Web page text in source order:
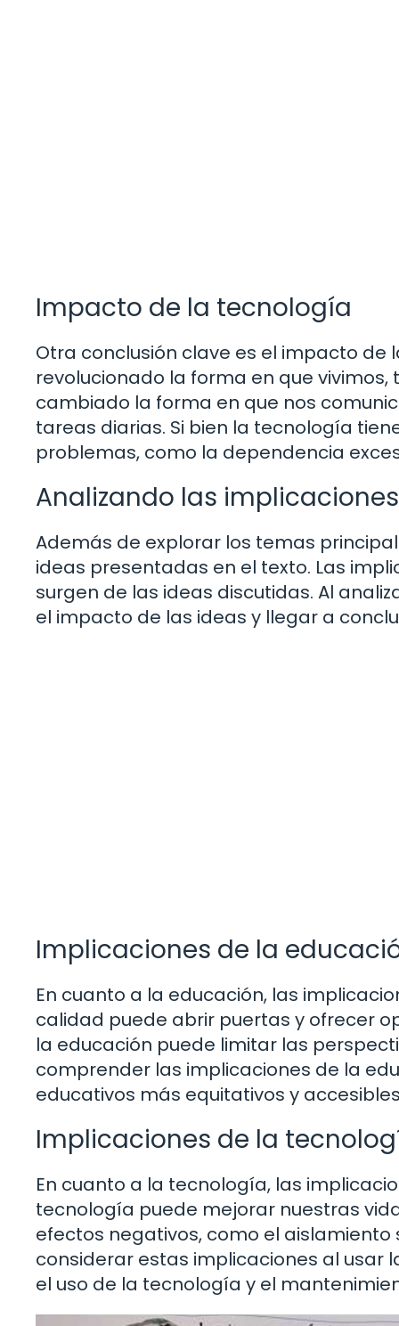
Impacto de la tecnología
Otra conclusión clave es el impacto
revolucionado la forma en que
cambiado la forma en que nos
tareas diarias. Si bien la tecnología
problemas, como la dependencia
Analizando las implicaciones
Además de explorar los temas
ideas presentadas en el texto. Las
surgen de las ideas discutidas. Al
el impacto de las ideas y llegar a
Implicaciones de la
En cuanto a la educación, las
calidad puede abrir puertas y ofrecer
la educación puede limitar las
comprender las implicaciones de la
educativos más equitativos y
Implicaciones de la
En cuanto a la tecnología, las
tecnología puede mejorar nuestras
efectos negativos, como el
considerar estas implicaciones al usar
el uso de la tecnología y el